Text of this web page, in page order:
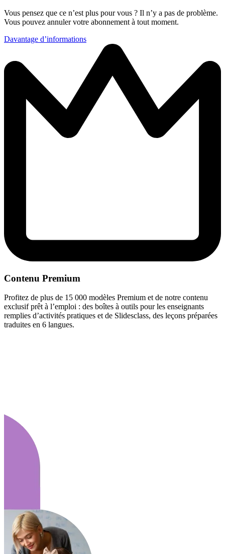
Vous pensez que ce n’est plus pour vous ? Il n’y a pas de problème.
Vous pouvez annuler votre abonnement à tout moment.
Davantage d’informations
Contenu Premium
Profitez de plus de 15 000 modèles Premium et de notre contenu
exclusif prêt à l’emploi : des boîtes à outils pour les enseignants
remplies d’activités pratiques et de Slidesclass, des leçons préparées
traduites en 6 langues.